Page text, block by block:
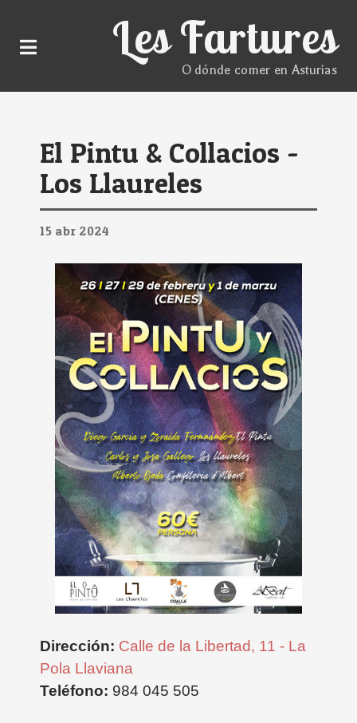
Les Fartures
O dónde comer en Asturias
El Pintu & Collacios -
Los Llaureles
15 abr 2024
Dirección: Calle de la Libertad, 11 - La
Pola Llaviana
Teléfono: 984 045 505